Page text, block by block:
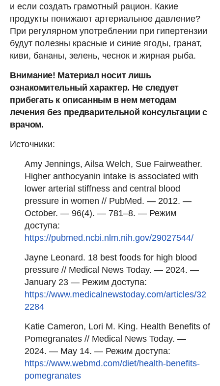
и если создать грамотный рацион. Какие
продукты понижают артериальное давление?
При регулярном употреблении при гипертензии
будут полезны красные и синие ягоды, гранат,
киви, бананы, зелень, чеснок и жирная рыба.
Внимание! Материал носит лишь
ознакомительный характер. Не следует
прибегать к описанным в нем методам
лечения без предварительной консультации с
врачом.
Источники:
Amy Jennings, Ailsa Welch, Sue Fairweather.
Higher anthocyanin intake is associated with
lower arterial stiffness and central blood
pressure in women // PubMed. — 2012. —
October. — 96(4). — 781–8. — Режим
доступа:
https://pubmed.ncbi.nlm.nih.gov/29027544/
Jayne Leonard. 18 best foods for high blood
pressure // Medical News Today. — 2024. —
January 23 — Режим доступа:
https://www.medicalnewstoday.com/articles/32
2284
Katie Cameron, Lori M. King. Health Benefits of
Pomegranates // Medical News Today. —
2024. — May 14. — Режим доступа:
https://www.webmd.com/diet/health-benefits-
pomegranates